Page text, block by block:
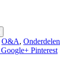
O&A,
Google+ Pinterest